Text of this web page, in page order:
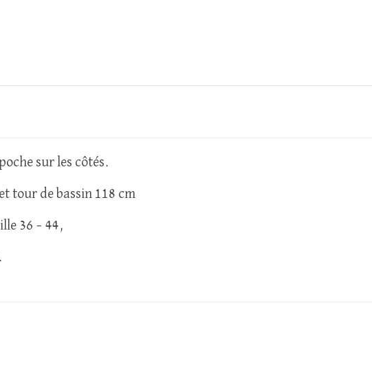
sur les côtés.
tour de bassin 118 cm
36 – 44,